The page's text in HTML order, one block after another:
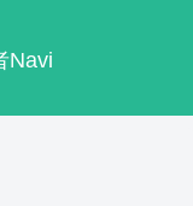
Navi